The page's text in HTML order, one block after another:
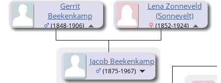
Gerrit
Beekenkamp
(1848-1906)
Lena Zonneveld
(Sonnevelt)
(1852-1924)
Jacob Beekenkamp
(1875-1967)